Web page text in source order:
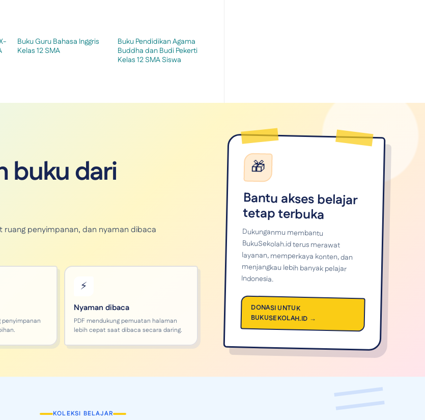
Buku Guru Bahasa Inggris
Kelas 12 SMA
Buku Pendidikan Agama
Buddha dan Budi Pekerti
Kelas 12 SMA Siswa
buku dari
ruang penyimpanan, dan nyaman dibaca
penyimpanan
⚡
Nyaman dibaca
PDF mendukung pemuatan halaman
lebih cepat saat dibaca secara daring.
🎁
Bantu akses belajar
tetap terbuka
Dukunganmu membantu
BukuSekolah.id terus merawat
layanan, memperkaya konten, dan
menjangkau lebih banyak pelajar
Indonesia.
DONASI UNTUK
BUKUSEKOLAH.ID →
KOLEKSI BELAJAR